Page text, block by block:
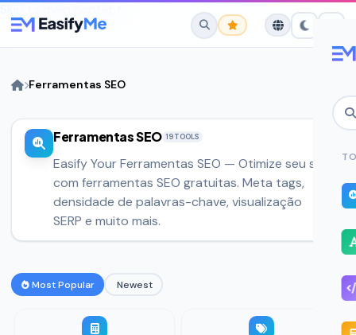
No favorites yet.
access.
Ferramentas SEO
Ferramentas SEO 19 TOOLS
Easify Your Ferramentas SEO — Otimize seu site
com ferramentas SEO gratuitas. Meta tags,
densidade de palavras-chave, visualização
SERP e muito mais.
Most Popular Newest